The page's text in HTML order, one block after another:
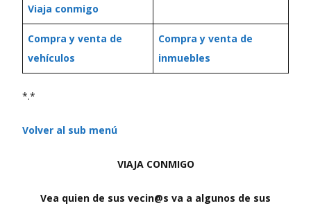
Viaja conmigo
Compra y venta de
vehículos
Compra y venta de
inmuebles
*.*
Volver al sub menú
VIAJA CONMIGO
Vea quien de sus vecin@s va a algunos de sus